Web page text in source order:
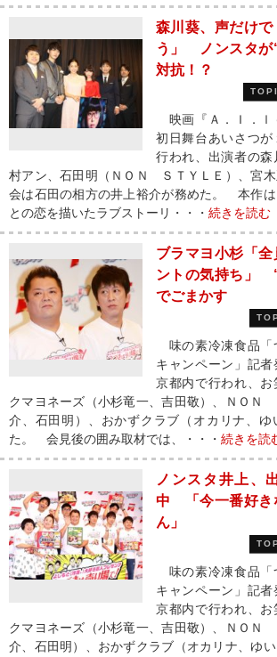
森川葵、声だけ
う」 ノンスタが
対抗！？
映画『Ａ．Ｉ．
初日舞台あいさつ
行われ、出演者の森
村アン、石田明（ＮＯＮ ＳＴＹＬＥ）、宮木
会は石田の相方の井上裕介が務めた。 本作は
との恋を描いたラブストーリ・・・ 続きを読む
ブラマヨ小杉「
ントの気持ち」
でごまかす
味の素冷凍食品「
キャンペーン」記
京都内で行われ、お
クマヨネーズ（小杉竜一、吉田敬）、ＮＯＮ
介、石田明）、おかずクラブ（オカリナ、ゆ
た。 会見後の囲み取材では、・・・ 続きを読
ノンスタ井上、
中 「今一番好き
ん」
味の素冷凍食品「
キャンペーン」記
京都内で行われ、お
クマヨネーズ（小杉竜一、吉田敬）、ＮＯＮ
介、石田明）、おかずクラブ（オカリナ、ゆい